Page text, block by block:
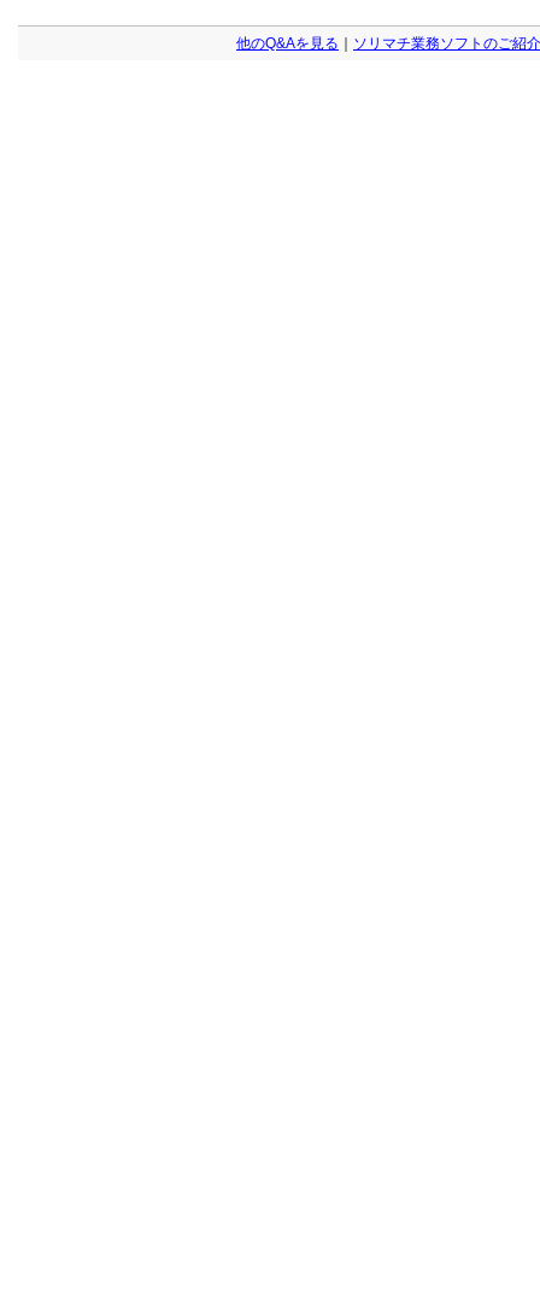
他のQ&Aを見る ソリマチ業務ソフトのご紹介